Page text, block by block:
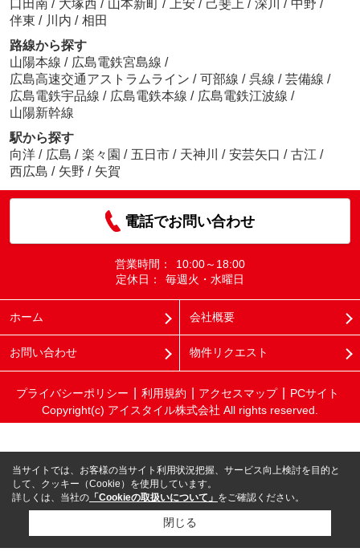
口田南 / 大塚西 / 山本新町 / 上安 / 己斐上 / 深川 / 中野 /
伴東 / 川内 / 相田
路線から探す
山陽本線 / 広島電鉄宮島線 /
広島高速交通アストラムライン / 可部線 / 呉線 / 芸備線 /
広島電鉄宇品線 / 広島電鉄本線 / 広島電鉄江波線 /
山陽新幹線
駅から探す
向洋 / 広島 / 楽々園 / 五日市 / 天神川 / 安芸矢口 / 古江 /
西広島 / 矢野 / 矢賀
電話でお問い合わせ
営業時間：
10:00～18:00
定休日：
毎週火・水曜日
ホーム 会社概要
お問い合わせ 物件リクエスト
プライバシーポリシー 利用規約 アクセスマップ
PCサイト
Copyright(c) アイスタイル株式会社 All rights reserved.
当サイトでは、お客様の当サイト利用状況把握、サービス向上検討を目的と
して、クッキー（Cookie）を使用しています。
詳しくは、当社の 「Cookieの取扱いについて」 をご確認ください。
閉じる